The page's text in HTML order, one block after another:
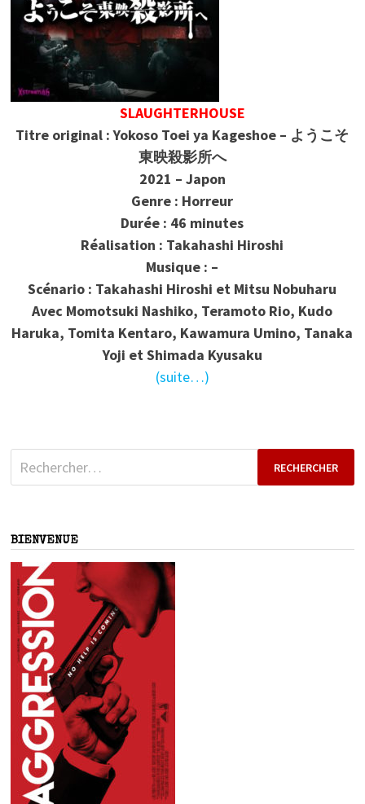
SLAUGHTERHOUSE
Titre original : Yokoso Toei ya Kageshoe – ようこそ
東映殺影所へ
2021 – Japon
Genre : Horreur
Durée : 46 minutes
Réalisation : Takahashi Hiroshi
Musique : –
Scénario : Takahashi Hiroshi et Mitsu Nobuharu
Avec Momotsuki Nashiko, Teramoto Rio, Kudo
Haruka, Tomita Kentaro, Kawamura Umino, Tanaka
Yoji et Shimada Kyusaku
(suite…)
Rechercher :
BIENVENUE